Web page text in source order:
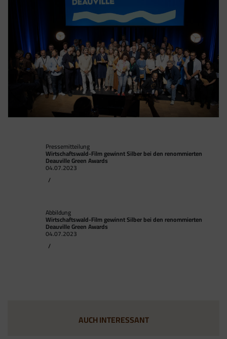
Pressemitteilung
Wirtschaftswald-Film gewinnt Silber bei den renommierten
Deauville Green Awards
04.07.2023
/
Abbildung
Wirtschaftswald-Film gewinnt Silber bei den renommierten
Deauville Green Awards
04.07.2023
/
AUCH INTERESSANT
Cookies stammen aber von Google Analytics
und nicht vom Tag Manager selbst.